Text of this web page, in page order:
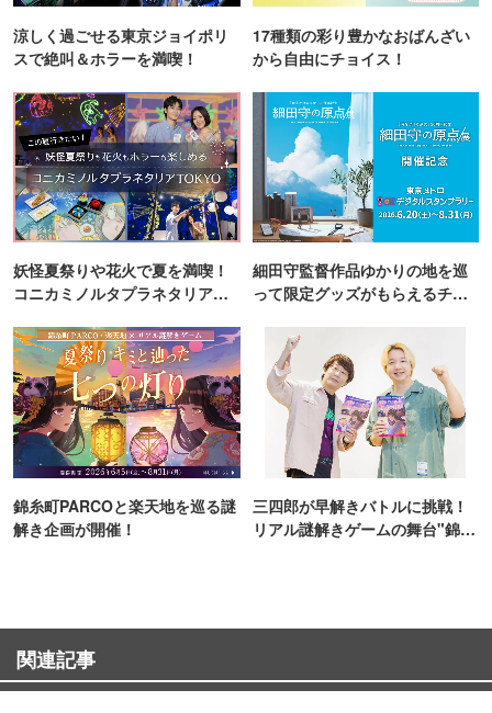
涼しく過ごせる東京ジョイポリ
スで絶叫＆ホラーを満喫！
17種類の彩り豊かなおばんざい
から自由にチョイス！
妖怪夏祭りや花火で夏を満喫！
コニカミノルタプラネタリア
細田守監督作品ゆかりの地を巡
って限定グッズがもらえるチャ
錦糸町PARCOと楽天地を巡る謎
解き企画が開催！
三四郎が早解きバトルに挑戦！
リアル謎解きゲームの舞台"錦糸
関連記事